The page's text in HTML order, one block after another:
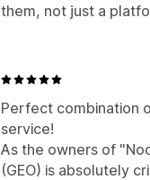
them, not just a
Perfect combination
service!
As the owners of
(GEO) is absolutely